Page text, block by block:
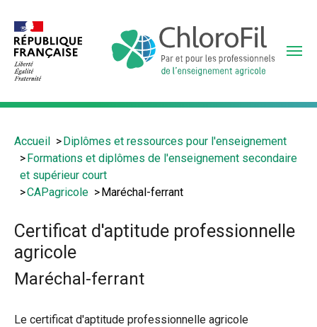
contenu
principal
Vous
êtes
Accueil
Diplômes et ressources pour l'enseignement
Formations et diplômes de l'enseignement secondaire
et supérieur court
CAPagricole
Maréchal-ferrant
Certificat d'aptitude professionnelle
agricole
Maréchal-ferrant
Le certificat d'aptitude professionnelle agricole